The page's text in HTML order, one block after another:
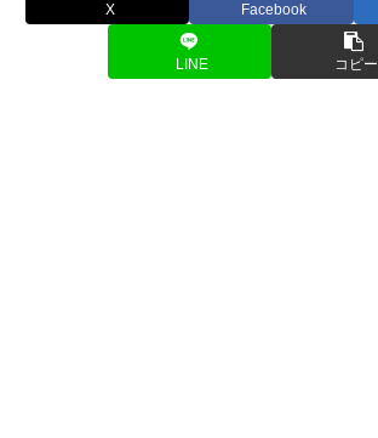
X Facebook
LINE コピー